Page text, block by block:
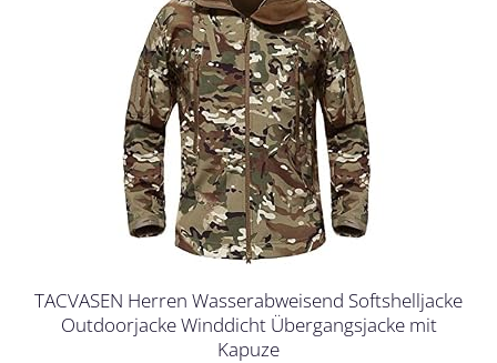
TACVASEN Herren Wasserabweisend Softshelljacke
Outdoorjacke Winddicht Übergangsjacke mit
Kapuze